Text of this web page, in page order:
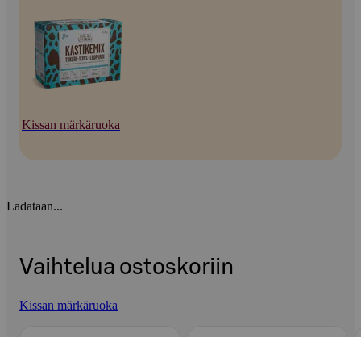
Kissan märkäruoka
Ladataan...
Vaihtelua ostoskoriin
Kissan märkäruoka